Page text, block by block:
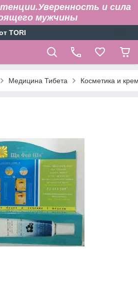
и сила
мужчины
TORI
Медицина Тибета Косметика и